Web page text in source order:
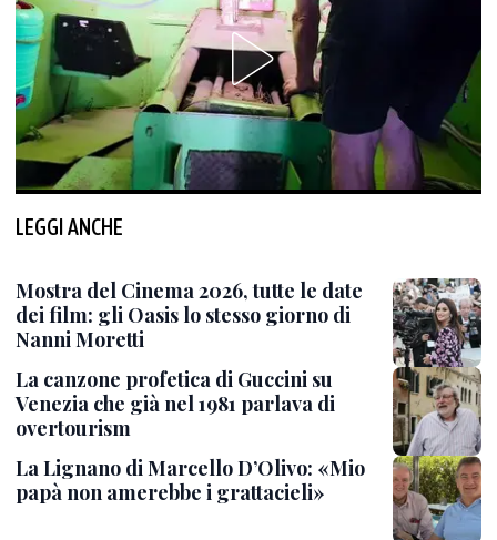
LEGGI ANCHE
Mostra del Cinema 2026, tutte le date
dei film: gli Oasis lo stesso giorno di
Nanni Moretti
La canzone profetica di Guccini su
Venezia che già nel 1981 parlava di
overtourism
La Lignano di Marcello D’Olivo: «Mio
papà non amerebbe i grattacieli»